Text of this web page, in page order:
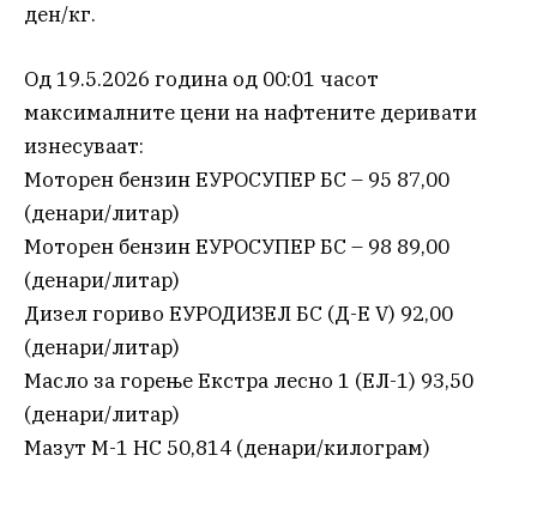
ден/кг.
Од 19.5.2026 година од 00:01 часот
максималните цени на нафтените деривати
изнесуваат:
Моторен бензин ЕУРОСУПЕР БС – 95 87,00
(денари/литар)
Моторен бензин ЕУРОСУПЕР БС – 98 89,00
(денари/литар)
Дизел гориво ЕУРОДИЗЕЛ БС (Д-Е V) 92,00
(денари/литар)
Масло за горење Екстра лесно 1 (ЕЛ-1) 93,50
(денари/литар)
Мазут М-1 НС 50,814 (денари/килограм)